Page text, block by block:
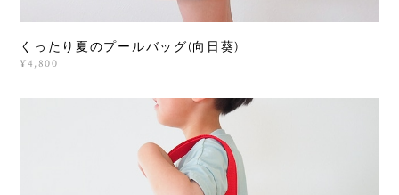
くったり夏のプールバッグ(向日葵)
¥4,800